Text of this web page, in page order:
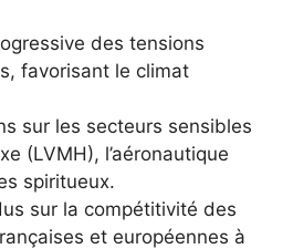
des tensions
favorisant le climat
sur les secteurs sensibles
(LVMH), l’aéronautique
spiritueux.
sur la compétitivité des
et européennes à